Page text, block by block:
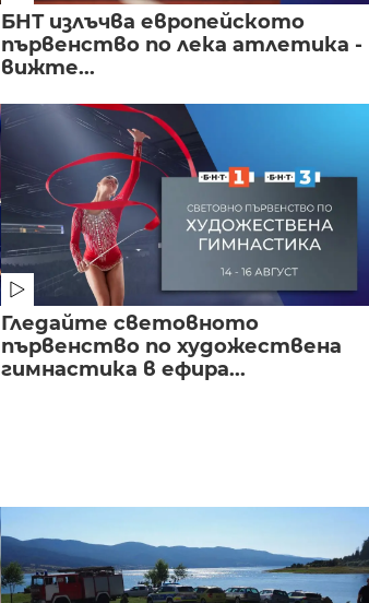
БНТ излъчва европейското
първенство по лека атлетика -
вижте...
Гледайте световното
първенство по художествена
гимнастика в ефира...